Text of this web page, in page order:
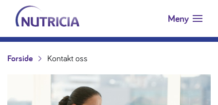
Hopp til innholdet
Nutricia.no Meny
Forside Kontakt oss